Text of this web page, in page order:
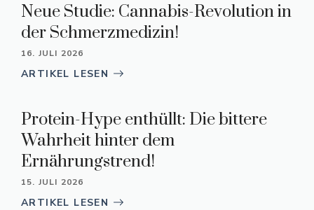
Neue Studie: Cannabis-Revolution in
der Schmerzmedizin!
16. JULI 2026
ARTIKEL LESEN
Protein-Hype enthüllt: Die bittere
Wahrheit hinter dem
Ernährungstrend!
15. JULI 2026
ARTIKEL LESEN